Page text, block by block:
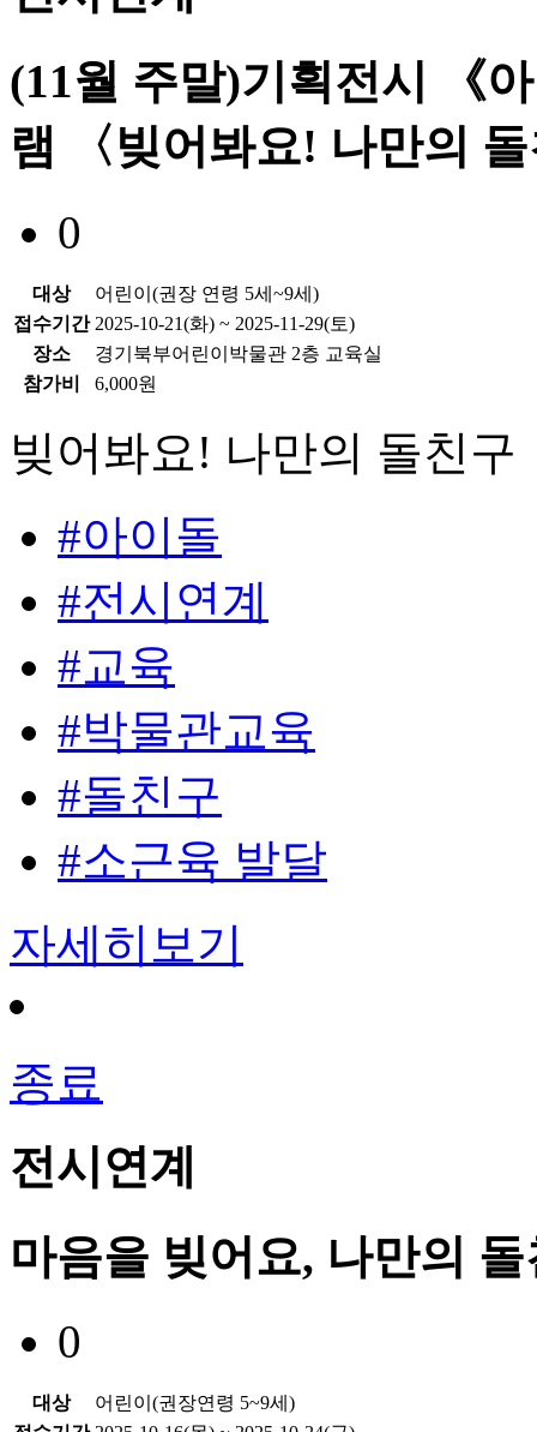
(11월 주말)기획전시 《
램 〈빚어봐요! 나만의
0
대상
어린이(권장 연령 5세~9세)
접수기간 2025-10-21(화) ~ 2025-11-29(토)
장소
경기북부어린이박물관 2층 교육실
참가비
6,000원
빚어봐요! 나만의 돌친구
#아이돌
#전시연계
#교육
#박물관교육
#돌친구
#소근육 발달
자세히보기
종료
전시연계
마음을 빚어요, 나만의
0
대상
어린이(권장연령 5~9세)